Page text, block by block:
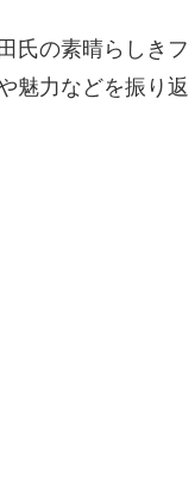
氏の素晴らしきフ
魅力などを振り返